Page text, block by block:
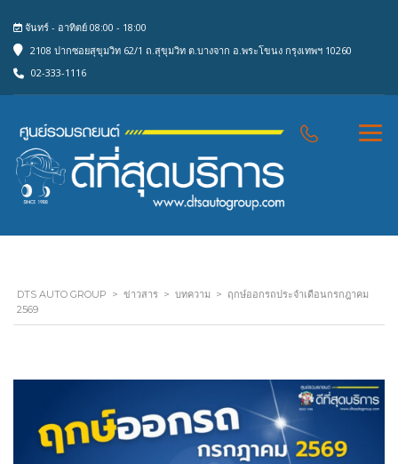
จันทร์ - อาทิตย์ 08:00 - 18:00
2108 ปากซอยสุขุมวิท 62/1 ถ.สุขุมวิท ต.บางจาก อ.พระโขนง กรุงเทพฯ 10260
02-333-1116
DTS AUTO GROUP > ข่าวสาร > บทความ > ฤกษ์ออกรถประจำเดือนกรกฎาคม
2569